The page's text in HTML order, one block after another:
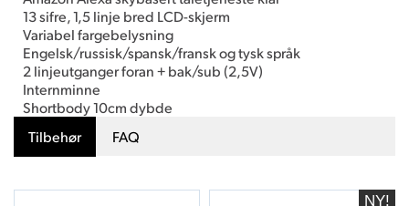
13 sifre, 1,5 linje bred LCD-skjerm
Variabel fargebelysning
Engelsk/russisk/spansk/fransk og tysk språk
2 linjeutganger foran + bak/sub (2,5V)
Internminne
Shortbody 10cm dybde
Tilbehør
FAQ